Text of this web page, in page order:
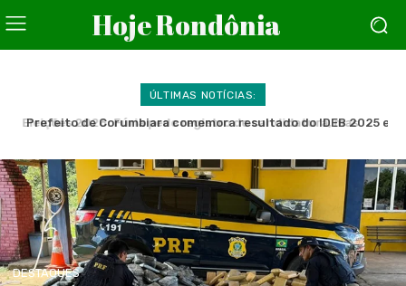
Hoje Rondônia
ÚLTIMAS NOTÍCIAS:
Prefeito de Corumbiara comemora resultado do IDEB 2025 e
DESTAQUES